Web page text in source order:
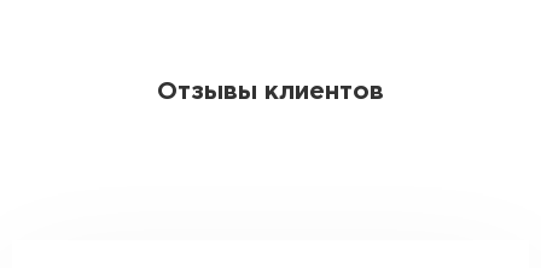
Отзывы клиентов